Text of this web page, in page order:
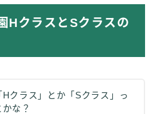
HクラスとSクラスの
クラス」とか「Sクラス」っ
な？